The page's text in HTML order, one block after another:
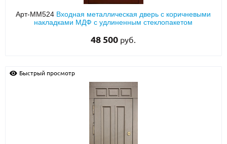
Арт-ММ524 Входная металлическая дверь с коричневыми
накладками МДФ с удлиненным стеклопакетом
48 500 руб.
Быстрый просмотр